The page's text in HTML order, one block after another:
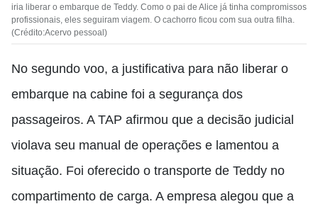
iria liberar o embarque de Teddy. Como o pai de Alice já tinha compromissos
profissionais, eles seguiram viagem. O cachorro ficou com sua outra filha.
(Crédito:Acervo pessoal)
No segundo voo, a justificativa para não liberar o
embarque na cabine foi a segurança dos
passageiros. A TAP afirmou que a decisão judicial
violava seu manual de operações e lamentou a
situação. Foi oferecido o transporte de Teddy no
compartimento de carga. A empresa alegou que a